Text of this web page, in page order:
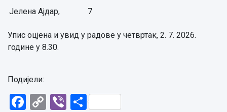
Јелена Ајдар, 7
Упис оцјена и увид у радове у четвртак, 2. 7. 2026.
године у 8.30.
Подијели:
Facebook
CopyViberShare